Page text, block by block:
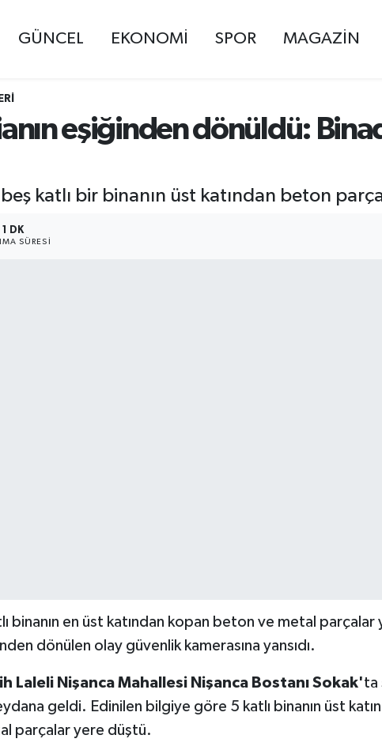
GÜNCEL EKONOMİ SPOR MAGAZİN
eşiğinden dönüldü:
katlı bir binanın üst katından beton
1 DK
SÜRESI
binanın en üst katından kopan beton ve metal parçalar
dönülen olay güvenlik kamerasına yansıdı.
Laleli Nişanca Mahallesi Nişanca Bostanı Sokak'ta
geldi. Edinilen bilgiye göre 5 katlı binanın üst
parçalar yere düştü.